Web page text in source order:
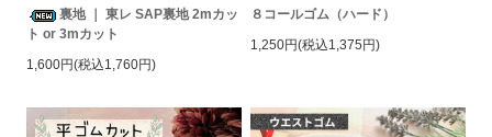
裏地 ｜ 東レ SAP裏地 2mカッ
ト or 3mカット
1,600円(税込1,760円)
８コールゴム（ハード）
1,250円(税込1,375円)